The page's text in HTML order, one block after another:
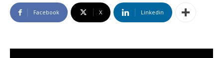
Facebook X Linkedin